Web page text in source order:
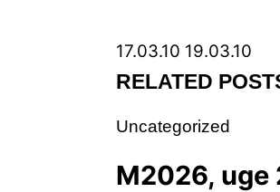
17.03.10 19.03.10
RELATED
Uncategorized
M2026, uge